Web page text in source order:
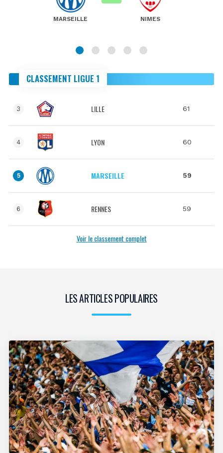
MARSEILLE NIMES
CLASSEMENT LIGUE 1
3 LILLE 61
4 LYON 60
5 MARSEILLE 59
6 RENNES 59
Voir le classement complet
LES ARTICLES POPULAIRES